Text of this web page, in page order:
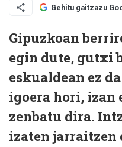
Gehitu gaitzazu
Gipuzkoan
egin dute, gutxi
eskualdean ez
igoera hori, izan
zenbatu dira.
izaten jarraitzen